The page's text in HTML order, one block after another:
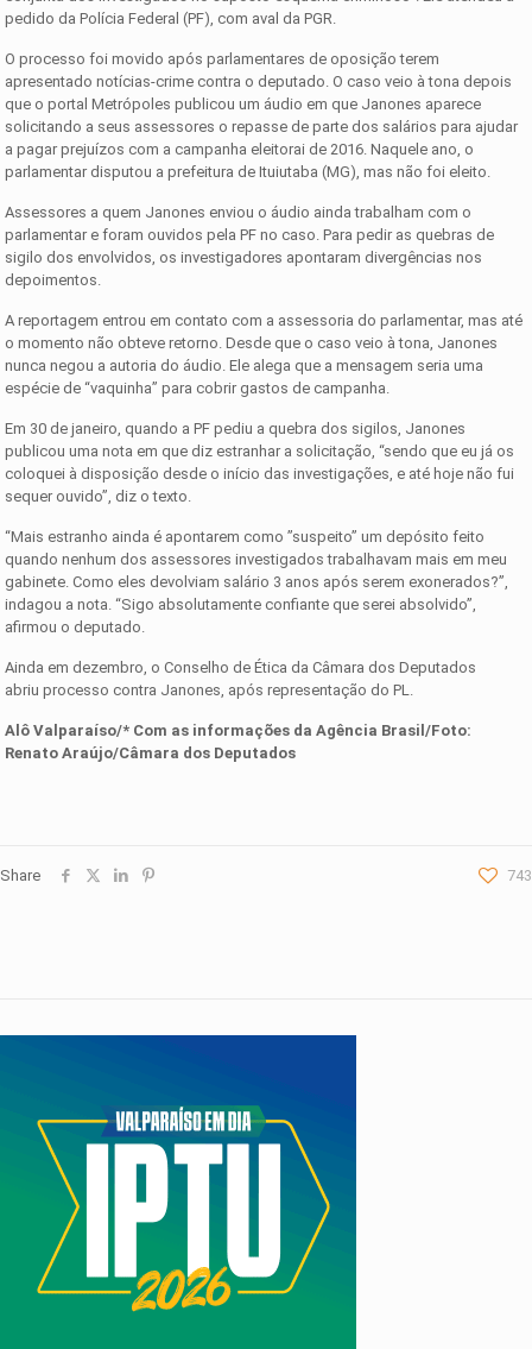
pedido da Polícia Federal (PF), com aval da PGR.
O processo foi movido após parlamentares de oposição terem
apresentado notícias-crime contra o deputado. O caso veio à tona depois
que o portal Metrópoles publicou um áudio em que Janones aparece
solicitando a seus assessores o repasse de parte dos salários para ajudar
a pagar prejuízos com a campanha eleitorai de 2016. Naquele ano, o
parlamentar disputou a prefeitura de Ituiutaba (MG), mas não foi eleito.
Assessores a quem Janones enviou o áudio ainda trabalham com o
parlamentar e foram ouvidos pela PF no caso. Para pedir as quebras de
sigilo dos envolvidos, os investigadores apontaram divergências nos
depoimentos.
A reportagem entrou em contato com a assessoria do parlamentar, mas até
o momento não obteve retorno. Desde que o caso veio à tona, Janones
nunca negou a autoria do áudio. Ele alega que a mensagem seria uma
espécie de “vaquinha” para cobrir gastos de campanha.
Em 30 de janeiro, quando a PF pediu a quebra dos sigilos, Janones
publicou uma nota em que diz estranhar a solicitação, “sendo que eu já os
coloquei à disposição desde o início das investigações, e até hoje não fui
sequer ouvido”, diz o texto.
“Mais estranho ainda é apontarem como ”suspeito” um depósito feito
quando nenhum dos assessores investigados trabalhavam mais em meu
gabinete. Como eles devolviam salário 3 anos após serem exonerados?”,
indagou a nota. “Sigo absolutamente confiante que serei absolvido”,
afirmou o deputado.
Ainda em dezembro, o Conselho de Ética da Câmara dos Deputados
abriu processo contra Janones, após representação do PL.
Alô Valparaíso/* Com as informações da Agência Brasil/Foto:
Renato Araújo/Câmara dos Deputados
Share 743